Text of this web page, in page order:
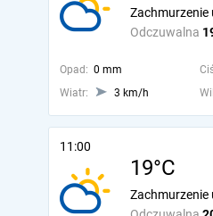
Odczuwalna
Opad: 0 mm
Wiatr:
3 km/h
11:00
19°C